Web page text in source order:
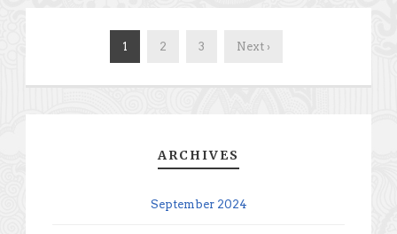
1 2 3 Next ›
ARCHIVES
September 2024